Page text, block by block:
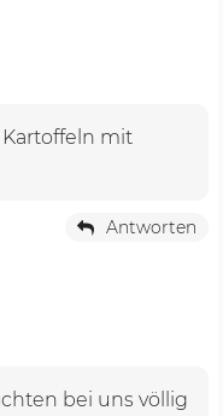
mit
Antworten
bei uns völlig